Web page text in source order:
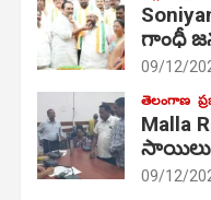
గాంధీ
09/12/
తెలంగాణ
Malla
సాయిలు
09/12/